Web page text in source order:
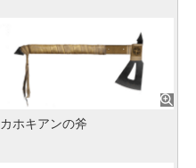
カホキアンの斧